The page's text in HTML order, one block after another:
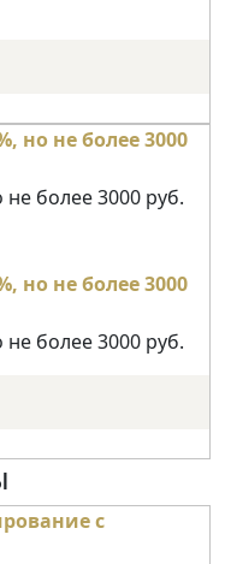
более 3000 руб.
более 3000 руб.